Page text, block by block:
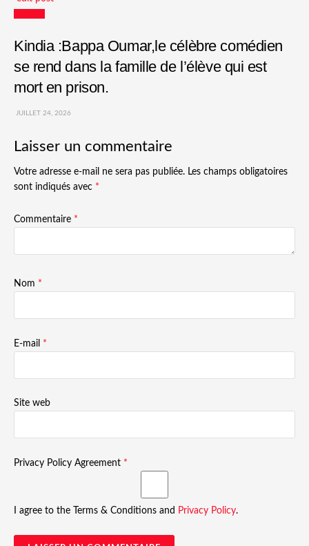
Kindia :Bappa Oumar,le célèbre comédien
se rend dans la famille de l’élève qui est
mort en prison.
JUILLET 24, 2026
Laisser un commentaire
Votre adresse e-mail ne sera pas publiée. Les champs obligatoires
sont indiqués avec *
Commentaire *
Nom *
E-mail *
Site web
Privacy Policy Agreement *
I agree to the Terms & Conditions and Privacy Policy.